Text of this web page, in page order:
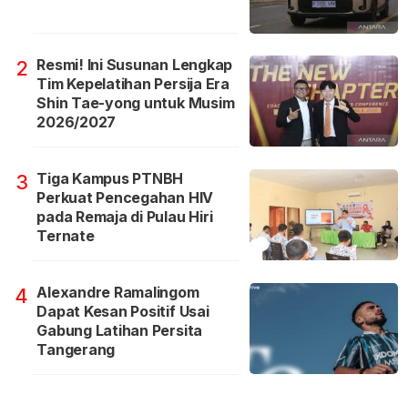
2 Resmi! Ini Susunan Lengkap
Tim Kepelatihan Persija Era
Shin Tae-yong untuk Musim
2026/2027
3 Tiga Kampus PTNBH
Perkuat Pencegahan HIV
pada Remaja di Pulau Hiri
Ternate
4 Alexandre Ramalingom
Dapat Kesan Positif Usai
Gabung Latihan Persita
Tangerang